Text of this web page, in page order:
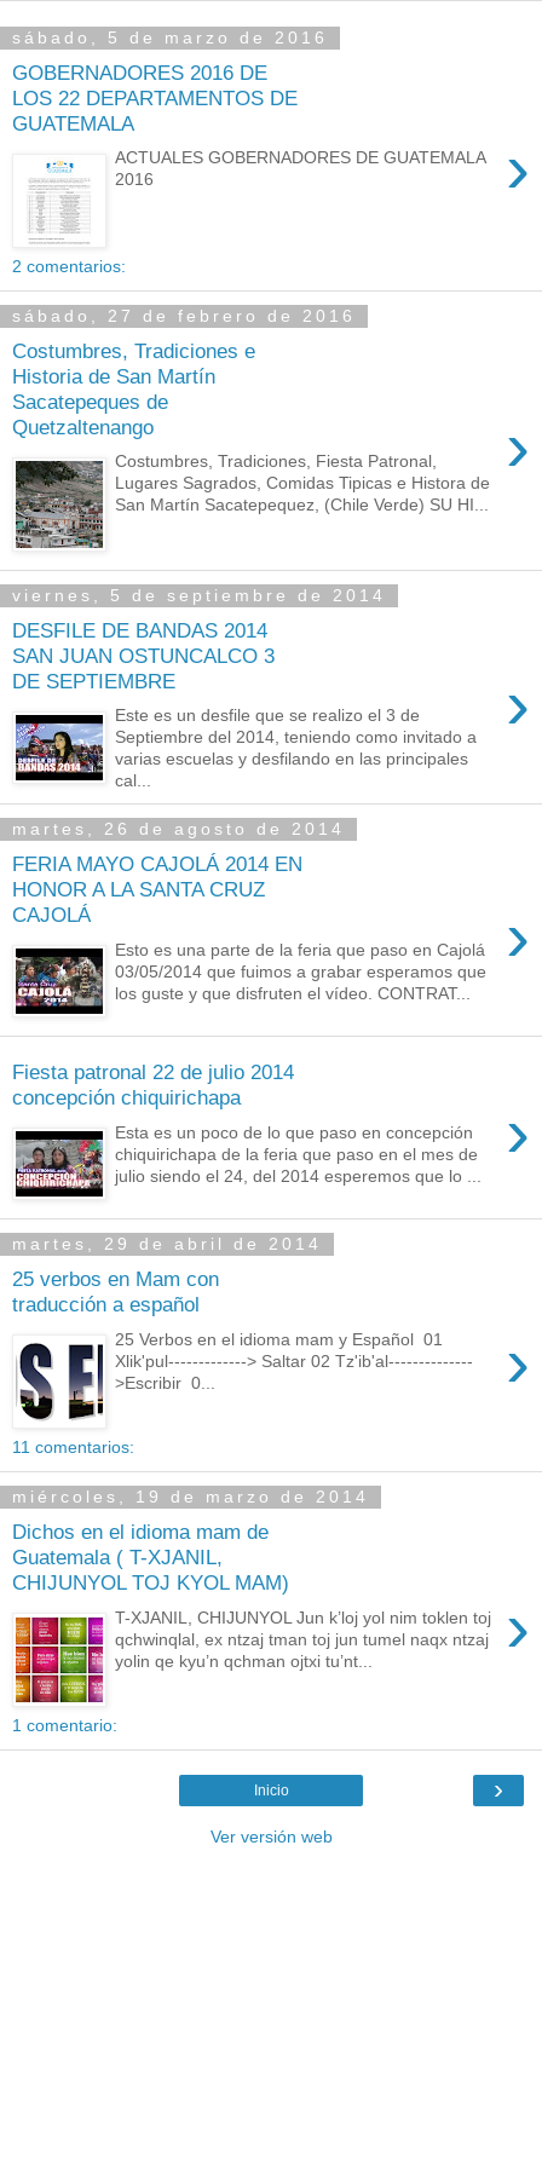
sábado, 5 de marzo de 2016
GOBERNADORES 2016 DE
LOS 22 DEPARTAMENTOS DE
GUATEMALA
›
ACTUALES GOBERNADORES DE GUATEMALA
2016
2 comentarios:
sábado, 27 de febrero de 2016
Costumbres, Tradiciones e
Historia de San Martín
Sacatepeques de
Quetzaltenango
›
Costumbres, Tradiciones, Fiesta Patronal,
Lugares Sagrados, Comidas Tipicas e Histora de
San Martín Sacatepequez, (Chile Verde) SU HI...
viernes, 5 de septiembre de 2014
DESFILE DE BANDAS 2014
SAN JUAN OSTUNCALCO 3
DE SEPTIEMBRE
›
Este es un desfile que se realizo el 3 de
Septiembre del 2014, teniendo como invitado a
varias escuelas y desfilando en las principales
cal...
martes, 26 de agosto de 2014
FERIA MAYO CAJOLÁ 2014 EN
HONOR A LA SANTA CRUZ
CAJOLÁ
›
Esto es una parte de la feria que paso en Cajolá
03/05/2014 que fuimos a grabar esperamos que
los guste y que disfruten el vídeo. CONTRAT...
Fiesta patronal 22 de julio 2014
concepción chiquirichapa
›
Esta es un poco de lo que paso en concepción
chiquirichapa de la feria que paso en el mes de
julio siendo el 24, del 2014 esperemos que lo ...
martes, 29 de abril de 2014
25 verbos en Mam con
traducción a español
›
25 Verbos en el idioma mam y Español 01
Xlik'pul-------------> Saltar 02 Tz'ib'al--------------
>Escribir 0...
11 comentarios:
miércoles, 19 de marzo de 2014
Dichos en el idioma mam de
Guatemala ( T-XJANIL,
CHIJUNYOL TOJ KYOL MAM)
›
T-XJANIL, CHIJUNYOL Jun k’loj yol nim toklen toj
qchwinqlal, ex ntzaj tman toj jun tumel naqx ntzaj
yolin qe kyu’n qchman ojtxi tu’nt...
1 comentario:
›
Inicio
Ver versión web